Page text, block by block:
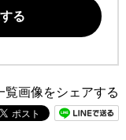
る
覧画像をシェアする